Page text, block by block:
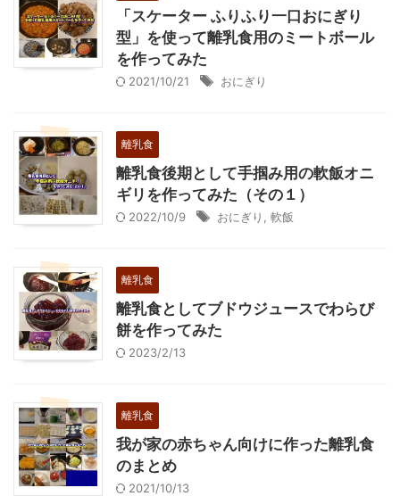
「スケーター ふりふり一口おにぎり
型」を使って離乳食用のミートボール
を作ってみた
2021/10/21 おにぎり
離乳食
離乳食後期として手掴み用の軟飯オニ
ギリを作ってみた（その１）
2022/10/9 おにぎり 軟飯
離乳食
離乳食としてブドウジュースでわらび
餅を作ってみた
2023/2/13
離乳食
我が家の赤ちゃん向けに作った離乳食
のまとめ
2021/10/13